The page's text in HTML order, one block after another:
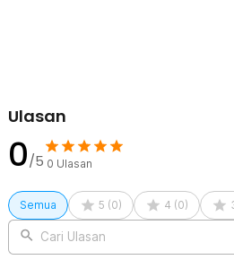
Ulasan
0/5 0 Ulasan
Semua 5 (0) 4 (0)
Cari Ulasan